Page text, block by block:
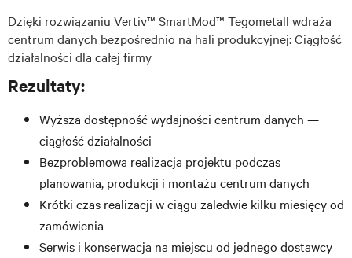
Dzięki rozwiązaniu Vertiv™ SmartMod™ Tegometall wdraża
centrum danych bezpośrednio na hali produkcyjnej: Ciągłość
działalności dla całej firmy
Rezultaty:
Wyższa dostępność wydajności centrum danych —
ciągłość działalności
Bezproblemowa realizacja projektu podczas
planowania, produkcji i montażu centrum danych
Krótki czas realizacji w ciągu zaledwie kilku miesięcy od
zamówienia
Serwis i konserwacja na miejscu od jednego dostawcy